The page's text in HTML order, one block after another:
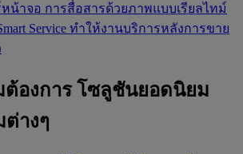
น้าจอ การสื่อสารด้วยภาพแบบเรียลไทม์
Service ทำให้งานบริการหลังการขาย
องการ โซลูชันยอดนิยม
างๆ